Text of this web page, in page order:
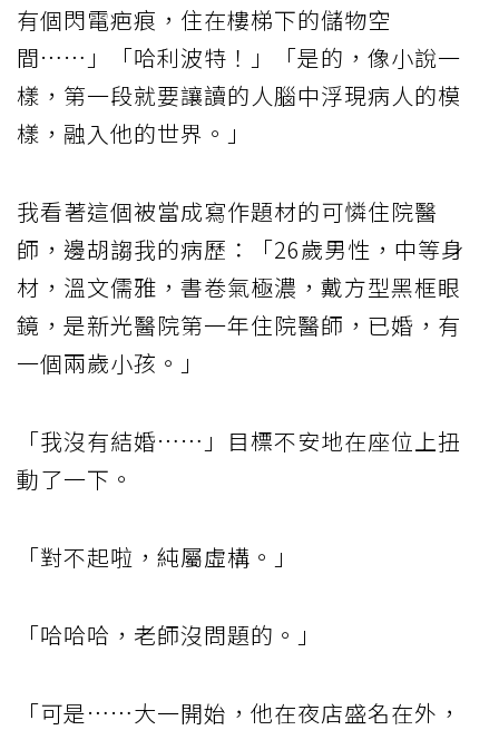
有個閃電疤痕，住在樓梯下的儲物空
間……」「哈利波特！」「是的，像小說一
樣，第一段就要讓讀的人腦中浮現病人的模
樣，融入他的世界。」
我看著這個被當成寫作題材的可憐住院醫
師，邊胡謅我的病歷：「26歲男性，中等身
材，溫文儒雅，書卷氣極濃，戴方型黑框眼
鏡，是新光醫院第一年住院醫師，已婚，有
一個兩歲小孩。」
「我沒有結婚……」目標不安地在座位上扭
動了一下。
「對不起啦，純屬虛構。」
「哈哈哈，老師沒問題的。」
「可是……大一開始，他在夜店盛名在外，